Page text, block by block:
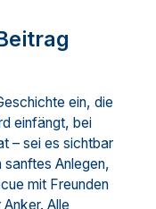
ein, die
einfängt, bei
– sei es sichtbar
sanftes Anlegen,
mit Freunden
Alle